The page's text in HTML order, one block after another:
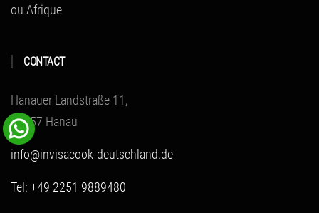
ou Afrique
CONTACT
Hanauer Landstraße 11,
63457 Hanau
info@invisacook-deutschland.de
Tel: +49 2251 9889480